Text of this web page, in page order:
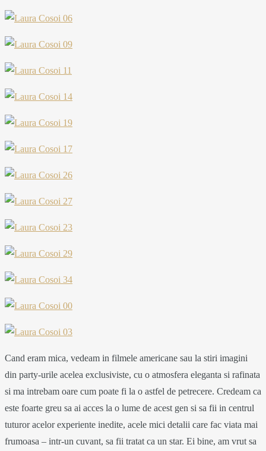
Cand eram mica, vedeam in filmele americane sau la stiri imagini
din party-urile acelea exclusiviste, cu o atmosfera eleganta si rafinata
si ma intrebam oare cum poate fi la o astfel de petrecere. Credeam ca
este foarte greu sa ai acces la o lume de acest gen si sa fii in centrul
tuturor acelor experiente inedite, acele mici detalii care fac viata mai
frumoasa – intr-un cuvant, sa fii tratat ca un star. Ei bine, am vrut sa